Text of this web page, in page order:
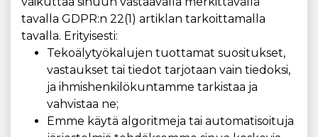
tavalla GDPR:n 22(1) artiklan tarkoittamalla
tavalla. Erityisesti:
Tekoälytyökalujen tuottamat suositukset,
vastaukset tai tiedot tarjotaan vain tiedoksi,
ja ihmishenkilökuntamme tarkistaa ja
vahvistaa ne;
Emme käytä algoritmeja tai automatisoituja